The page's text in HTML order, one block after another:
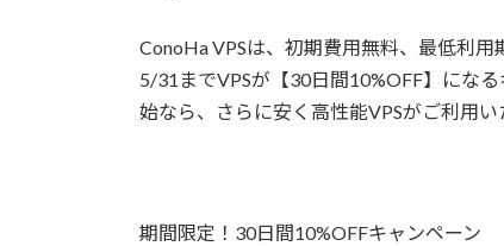
ConoHa VPSは、初期費用無料、最低利
5/31までVPSが【30日間10%OFF】にな
始なら、さらに安く高性能VPSがご利用い
期間限定！30日間10%OFFキャンペーン